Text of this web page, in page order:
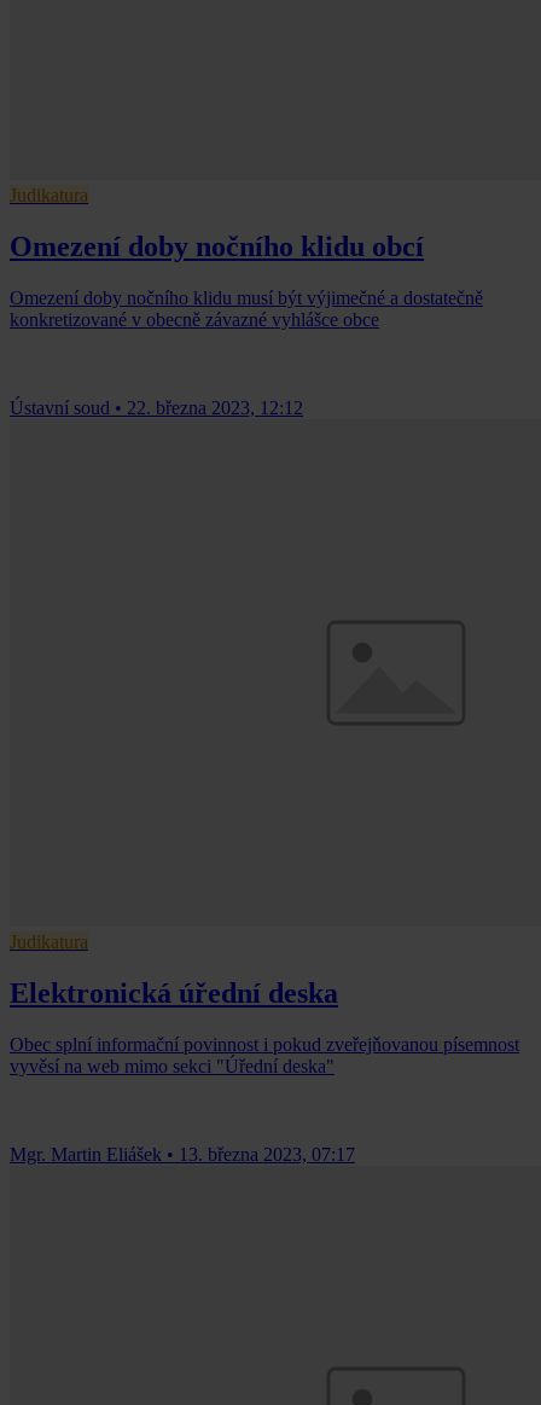
Judikatura
Omezení doby nočního klidu obcí
Omezení doby nočního klidu musí být výjimečné a dostatečně
konkretizované v obecně závazné vyhlášce obce
Ústavní soud • 22. března 2023, 12:12
Judikatura
Elektronická úřední deska
Obec splní informační povinnost i pokud zveřejňovanou písemnost
vyvěsí na web mimo sekci "Úřední deska"
Mgr. Martin Eliášek • 13. března 2023, 07:17